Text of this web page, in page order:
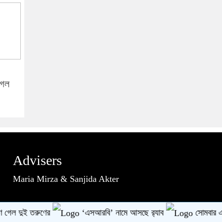
Advisers
Maria Mirza & Sanjida Akter
দুই তরুণের ‘এসআরবি’ নামে আসছে র‌্যাব সোমবার